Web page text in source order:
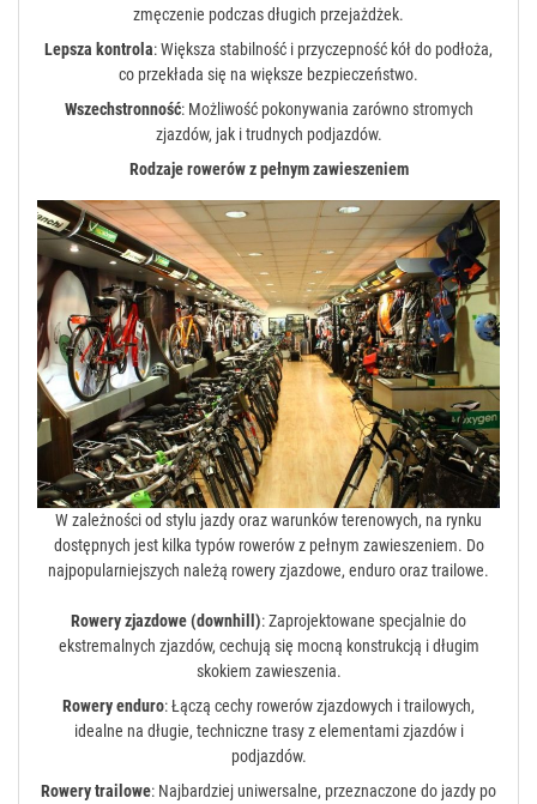
zmęczenie podczas długich przejażdżek.
Lepsza kontrola: Większa stabilność i przyczepność kół do podłoża,
co przekłada się na większe bezpieczeństwo.
Wszechstronność: Możliwość pokonywania zarówno stromych
zjazdów, jak i trudnych podjazdów.
Rodzaje rowerów z pełnym zawieszeniem
W zależności od stylu jazdy oraz warunków terenowych, na rynku
dostępnych jest kilka typów rowerów z pełnym zawieszeniem. Do
najpopularniejszych należą rowery zjazdowe, enduro oraz trailowe.
Rowery zjazdowe (downhill): Zaprojektowane specjalnie do
ekstremalnych zjazdów, cechują się mocną konstrukcją i długim
skokiem zawieszenia.
Rowery enduro: Łączą cechy rowerów zjazdowych i trailowych,
idealne na długie, techniczne trasy z elementami zjazdów i
podjazdów.
Rowery trailowe: Najbardziej uniwersalne, przeznaczone do jazdy po